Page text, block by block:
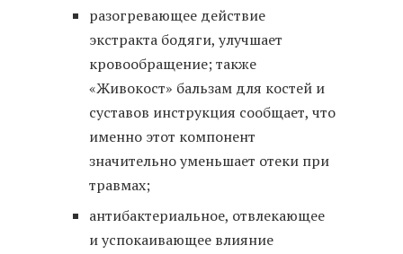
разогревающее действие
экстракта бодяги, улучшает
кровообращение; также
«Живокост» бальзам для костей и
суставов инструкция сообщает, что
именно этот компонент
значительно уменьшает отеки при
травмах;
антибактериальное, отвлекающее
и успокаивающее влияние